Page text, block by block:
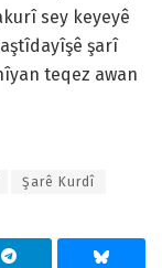
sey keyeyê
şarî
teqez awan
Şarê Kurdî